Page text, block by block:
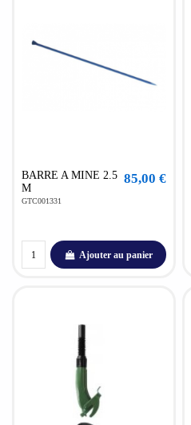
BARRE A MINE 2.5
M
GTC001331
85,00 €
Ajouter au panier